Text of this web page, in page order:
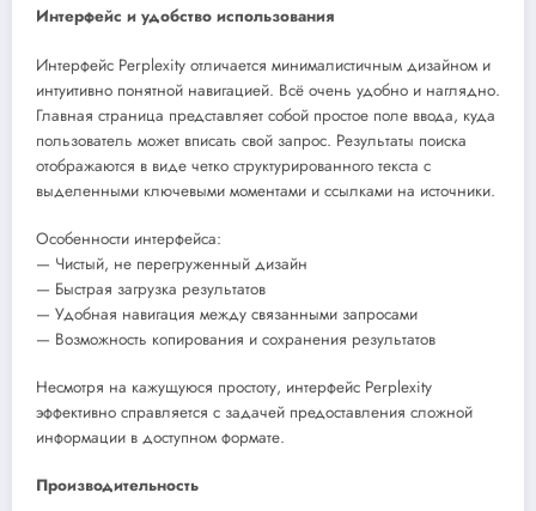
Интерфейс и удобство использования
Интерфейс Perplexity отличается минималистичным дизайном и
интуитивно понятной навигацией. Всё очень удобно и наглядно.
Главная страница представляет собой простое поле ввода, куда
пользователь может вписать свой запрос. Результаты поиска
отображаются в виде четко структурированного текста с
выделенными ключевыми моментами и ссылками на источники.
Особенности интерфейса:
— Чистый, не перегруженный дизайн
— Быстрая загрузка результатов
— Удобная навигация между связанными запросами
— Возможность копирования и сохранения результатов
Несмотря на кажущуюся простоту, интерфейс Perplexity
эффективно справляется с задачей предоставления сложной
информации в доступном формате.
Производительность